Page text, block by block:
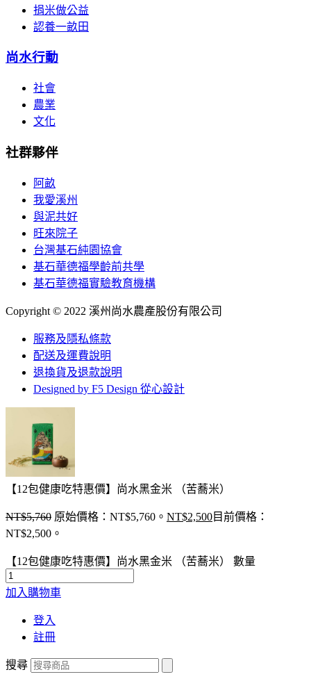
捐米做公益
認養一畝田
尚水行動
社會
農業
文化
社群夥伴
阿畝
我愛溪州
與泥共好
旺來院子
台灣基石純園協會
基石華德福學齡前共學
基石華德福實驗教育機構
Copyright © 2022 溪州尚水農產股份有限公司
服務及隱私條款
配送及運費說明
退換貨及退款說明
Designed by F5 Design 從心設計
【12包健康吃特惠價】尚水黑金米 （苦蕎米）
NT$5,760 原始價格：NT$5,760。 NT$2,500目前價格：
NT$2,500。
【12包健康吃特惠價】尚水黑金米 （苦蕎米） 數量
加入購物車
登入
註冊
搜尋